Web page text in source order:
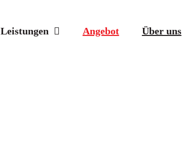
Leistungen Angebot Über uns